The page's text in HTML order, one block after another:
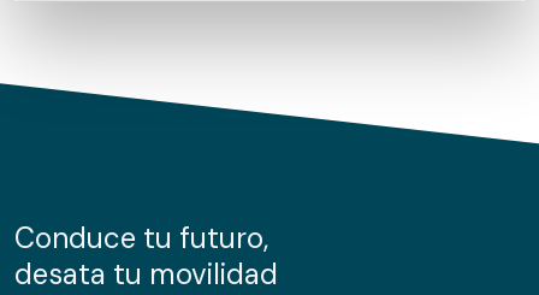
de cookies.
información sobre el uso que haga del sitio web con
nuestros partners de redes sociales, publicidad y análisis
Conduce tu futuro,
desata tu movilidad